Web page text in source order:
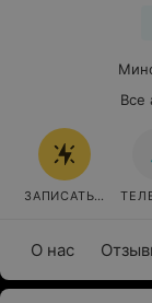
О нас
Все
ЗАПИСАТЬСЯ